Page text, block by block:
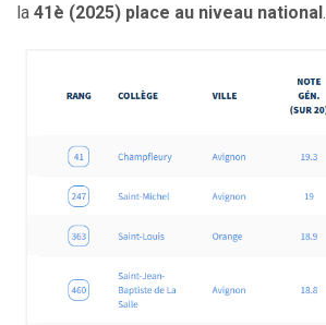
la 41è (2025) place au niveau national.